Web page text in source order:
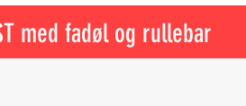
med fadøl og rullebar